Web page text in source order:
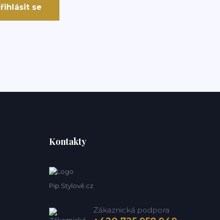
se
Kontakty
Pip Stylově.cz
Zákaznická podpora